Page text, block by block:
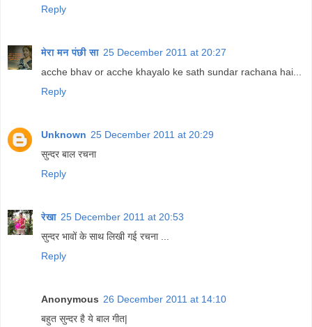
Reply
मेरा मन पंछी सा 25 December 2011 at 20:27
acche bhav or acche khayalo ke sath sundar rachana hai...
Reply
Unknown 25 December 2011 at 20:29
सुन्दर बाल रचना
Reply
रेखा 25 December 2011 at 20:53
सुन्दर भावों के साथ लिखी गई रचना ...
Reply
Anonymous 26 December 2011 at 14:10
बहुत सुन्दर है ये बाल गीत|